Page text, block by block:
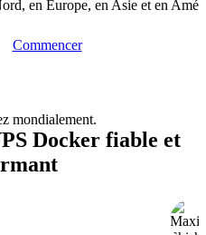
en Europe, en Asie et en
Commencer
Docker fiable et